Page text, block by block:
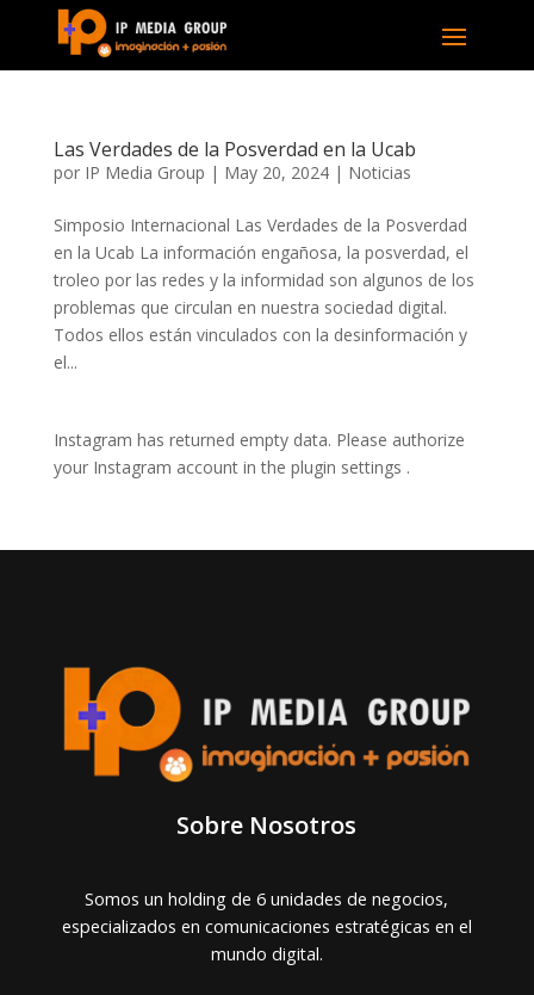
Las Verdades de la Posverdad en la Ucab
por IP Media Group | May 20, 2024| Noticias
Simposio Internacional Las Verdades de la Posverdad
en la Ucab La información engañosa, la posverdad, el
troleo por las redes y la informidad son algunos de los
problemas que circulan en nuestra sociedad digital.
Todos ellos están vinculados con la desinformación y
el...
Instagram has returned empty data. Please authorize
your Instagram account in the plugin settings .
Sobre Nosotros
Somos un holding de 6 unidades de negocios,
especializados en comunicaciones estratégicas en el
mundo digital.